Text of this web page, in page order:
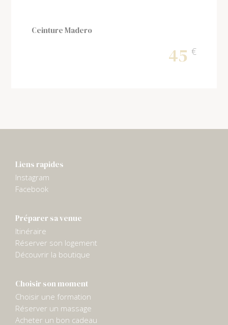
Ceinture Madero
45 €
Liens rapides
Instagram
Facebook
Préparer sa venue
Itinéraire
Réserver son logement
Découvrir la boutique
Choisir son moment
Choisir une formation
Réserver un massage
Acheter un bon cadeau